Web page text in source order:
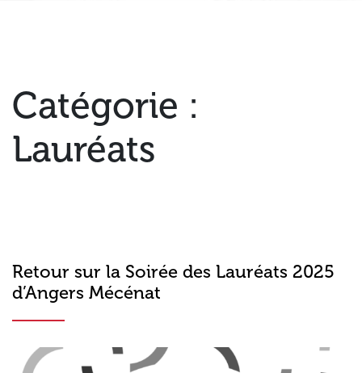
Catégorie :
Lauréats
Retour sur la Soirée des Lauréats 2025
d’Angers Mécénat